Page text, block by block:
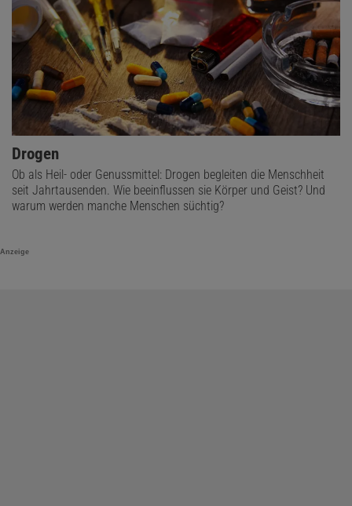
Drogen
Ob als Heil- oder Genussmittel: Drogen begleiten die Menschheit
seit Jahrtausenden. Wie beeinflussen sie Körper und Geist? Und
warum werden manche Menschen süchtig?
Anzeige